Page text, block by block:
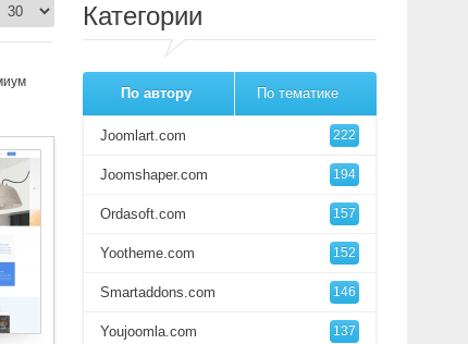
Категории
По автору По тематике
Joomlart.com 222
Joomshaper.com 194
Ordasoft.com 157
Yootheme.com 152
Smartaddons.com 146
Youjoomla.com 137